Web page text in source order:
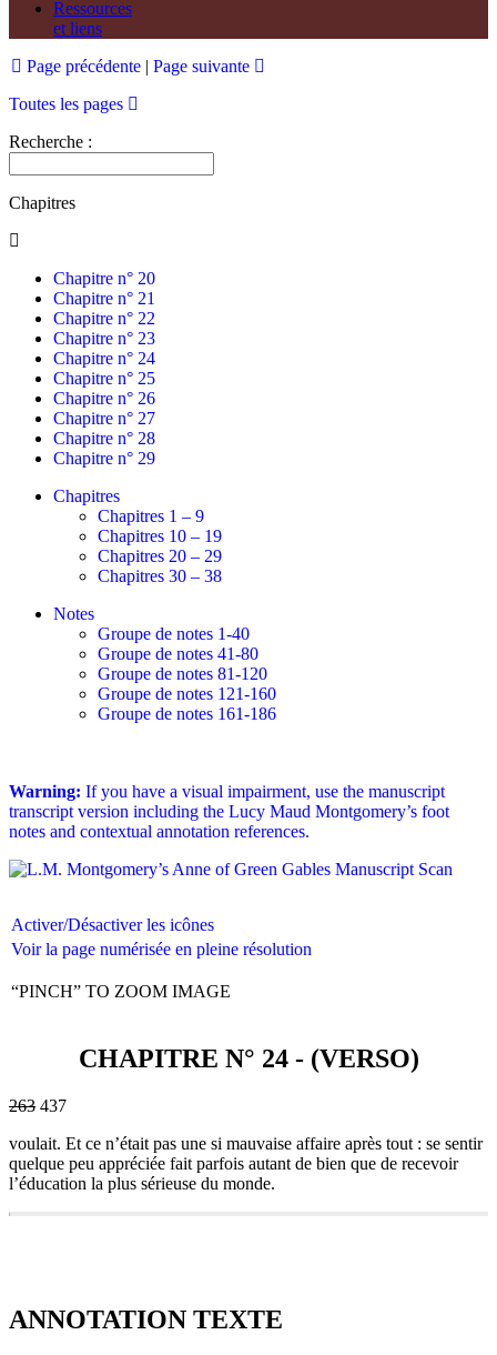
Ressources
et liens
Page précédente | Page suivante
Toutes les pages
Recherche :
Chapitres
Chapitre n° 20
Chapitre n° 21
Chapitre n° 22
Chapitre n° 23
Chapitre n° 24
Chapitre n° 25
Chapitre n° 26
Chapitre n° 27
Chapitre n° 28
Chapitre n° 29
Chapitres
Chapitres 1 – 9
Chapitres 10 – 19
Chapitres 20 – 29
Chapitres 30 – 38
Notes
Groupe de notes 1-40
Groupe de notes 41-80
Groupe de notes 81-120
Groupe de notes 121-160
Groupe de notes 161-186
Warning: If you have a visual impairment, use the manuscript
transcript version including the Lucy Maud Montgomery’s foot
notes and contextual annotation references.
Activer/Désactiver les icônes
Voir la page numérisée en pleine résolution
“PINCH” TO ZOOM IMAGE
CHAPITRE N° 24 - (VERSO)
263 437
voulait. Et ce n’était pas une si mauvaise affaire après tout : se sentir
quelque peu appréciée fait parfois autant de bien que de recevoir
l’éducation la plus sérieuse du monde.
Et
ANNOTATION TEXTE